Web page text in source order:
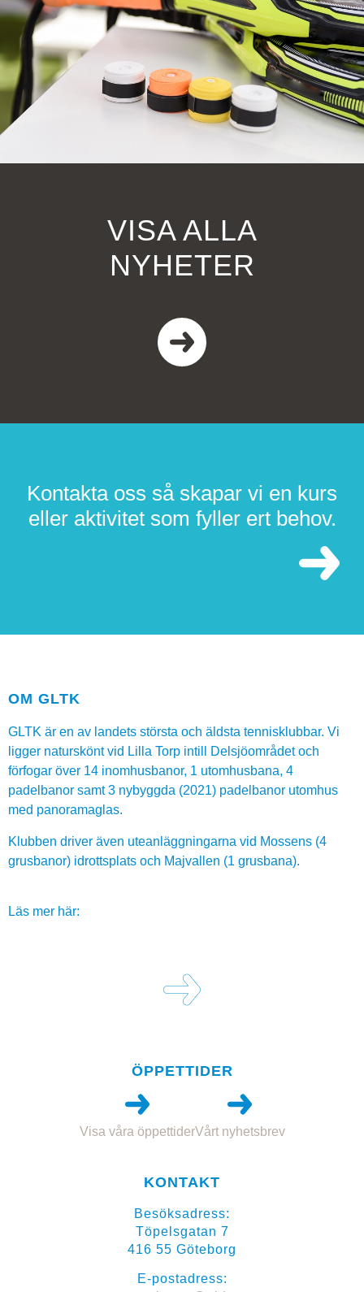
VISA ALLA
NYHETER
Kontakta oss så skapar vi en kurs
eller aktivitet som fyller ert behov.
OM GLTK
GLTK är en av landets största och äldsta tennisklubbar. Vi
ligger naturskönt vid Lilla Torp intill Delsjöområdet och
förfogar över 14 inomhusbanor, 1 utomhusbana, 4
padelbanor samt 3 nybyggda (2021) padelbanor utomhus
med panoramaglas.
Klubben driver även uteanläggningarna vid Mossens (4
grusbanor) idrottsplats och Majvallen (1 grusbana).
Läs mer här:
ÖPPETTIDER
Visa våra öppettiderVårt nyhetsbrev
KONTAKT
Besöksadress:
Töpelsgatan 7
416 55 Göteborg
E-postadress: